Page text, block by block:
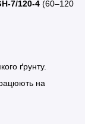
7/120-4 (60–120
ґрунту.
на